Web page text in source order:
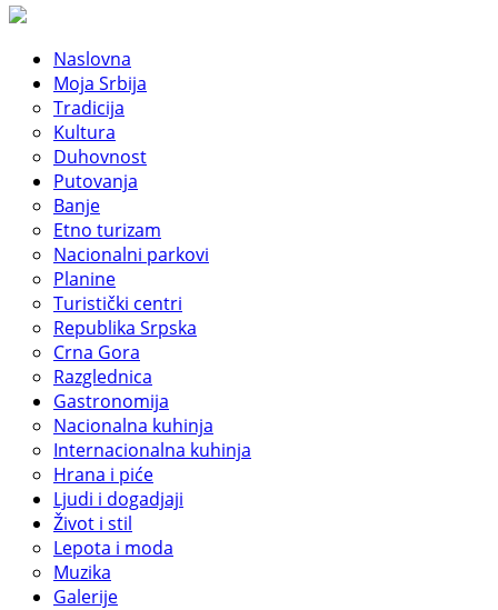
Naslovna
Moja Srbija
Tradicija
Kultura
Duhovnost
Putovanja
Banje
Etno turizam
Nacionalni parkovi
Planine
Turistički centri
Republika Srpska
Crna Gora
Razglednica
Gastronomija
Nacionalna kuhinja
Internacionalna kuhinja
Hrana i piće
Ljudi i dogadjaji
Život i stil
Lepota i moda
Muzika
Galerije